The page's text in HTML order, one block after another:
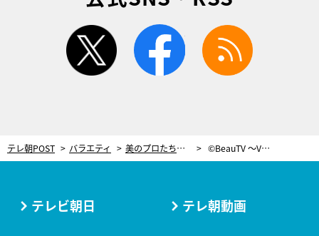
twitter facebook
テレ朝POST バラエティ 美のプロたちも心酔！美白アイテムが充実の2018年上半期優秀スキンケア ©BeauTV ～VOCE
テレビ朝日 テレ朝動画